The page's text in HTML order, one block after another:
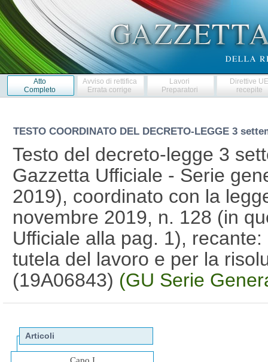
Atto
Completo
Avviso di rettifica
Errata corrige
Lavori
Preparatori
Direttive
recepite
TESTO COORDINATO DEL DECRETO-LEGGE 3
Testo del decreto-legge 3
Gazzetta Ufficiale - Serie
2019), coordinato con la
novembre 2019, n. 128 (in
Ufficiale alla pag. 1),
tutela del lavoro e per la
(19A06843) (GU Serie